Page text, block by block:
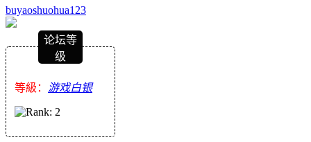
buyaoshuohua123
论坛等
级
等級： 游戏白银